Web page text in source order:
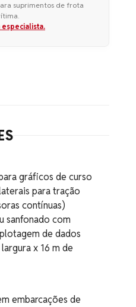
suprimentos de frota
especialista.
gráficos de curso
para tração
contínuas)
sanfonado com
de dados
x 16 m de
embarcações de